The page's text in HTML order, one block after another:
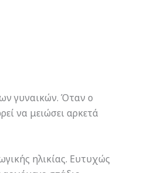
γυναικών. Όταν ο
να μειώσει αρκετά
ηλικίας. Ευτυχώς